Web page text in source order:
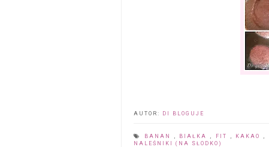
AUTOR: DI BLOGUJE
BANAN BIAŁKA FIT KAKAO
NALEŚNIKI (NA SŁODKO)